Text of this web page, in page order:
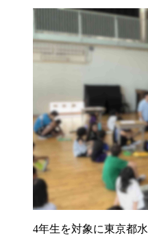
4年生を対象に東京都